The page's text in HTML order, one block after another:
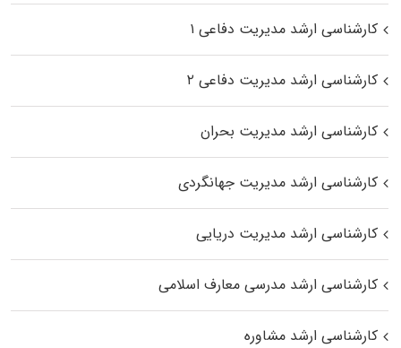
کارشناسی ارشد مدیریت دفاعی ۱
کارشناسی ارشد مدیریت دفاعی ۲
کارشناسی ارشد مدیریت بحران
کارشناسی ارشد مدیریت جهانگردی
کارشناسی ارشد مدیریت دریایی
کارشناسی ارشد مدرسی معارف اسلامی
کارشناسی ارشد مشاوره